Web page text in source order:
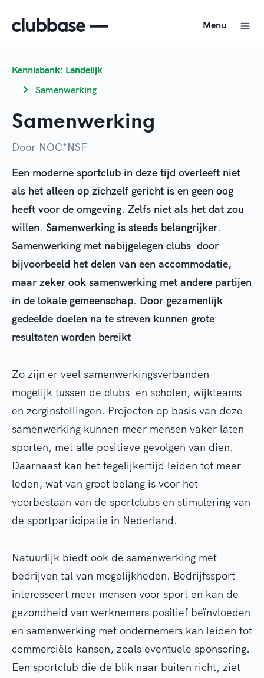
Menu
Kennisbank: Landelijk
Samenwerking
Samenwerking
Door NOC*NSF
Een moderne sportclub in deze tijd overleeft niet
als het alleen op zichzelf gericht is en geen oog
heeft voor de omgeving. Zelfs niet als het dat zou
willen. Samenwerking is steeds belangrijker.
Samenwerking met nabijgelegen clubs door
bijvoorbeeld het delen van een accommodatie,
maar zeker ook samenwerking met andere partijen
in de lokale gemeenschap. Door gezamenlijk
gedeelde doelen na te streven kunnen grote
resultaten worden bereikt
Zo zijn er veel samenwerkingsverbanden
mogelijk tussen de clubs en scholen, wijkteams
en zorginstellingen. Projecten op basis van deze
samenwerking kunnen meer mensen vaker laten
sporten, met alle positieve gevolgen van dien.
Daarnaast kan het tegelijkertijd leiden tot meer
leden, wat van groot belang is voor het
voorbestaan van de sportclubs en stimulering van
de sportparticipatie in Nederland.
Natuurlijk biedt ook de samenwerking met
bedrijven tal van mogelijkheden. Bedrijfssport
interesseert meer mensen voor sport en kan de
gezondheid van werknemers positief beïnvloeden
en samenwerking met ondernemers kan leiden tot
commerciële kansen, zoals eventuele sponsoring.
Een sportclub die de blik naar buiten richt, ziet